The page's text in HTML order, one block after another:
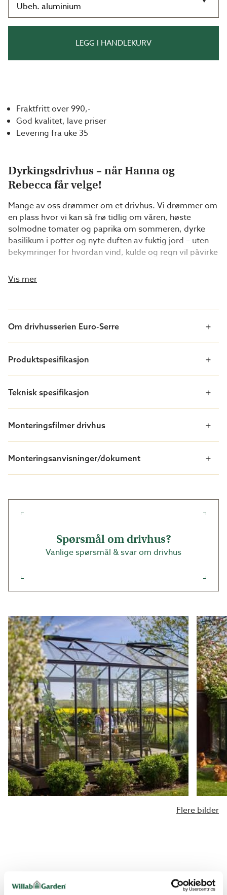
LEGG I HANDLEKURV
Fraktfritt over 990,-
God kvalitet, lave priser
Levering fra uke 35
Dyrkingsdrivhus – når Hanna og
Rebecca får velge!
Mange av oss drømmer om et drivhus. Vi drømmer om
en plass hvor vi kan så frø tidlig om våren, høste
solmodne tomater og paprika om sommeren, dyrke
basilikum i potter og nyte duften av fuktig jord – uten
bekymringer for hvordan vind, kulde og regn vil påvirke
dyrkingen.
Dette cirka 14 m² store drivhuset gir rikelig med plass
til å utvikle dyrkingsinteressen din. I tillegg har
drivhuset generøs sidehøyde, slik at du kan utnytte
sidene til dyrking uten at plantene raskt når taket.
eksempel enkel tilgang med en trillebår eller god
ventilasjon. I denne pakken kan du plassere døren
sentralt enten på gavlen eller langsiden – du
bestemmer selv under monteringen.
Et komplett og romslig drivhus på 14,1 m² med
startsett for montering er inkludert.
Tak og vegger i 4 mm sikkerhetsglass.
Fleksibel dobbeldør med valgfri plassering for enkel
tilgang.
(art.nr. 5586). Såbedet er romslig med en lengde på
309 cm.
10 praktiske dyrkingsbøtter med
selvvanningssystem (art.nr. 5609).
Totalt 10 tomatkroker (art.nr. 5340), 5 meter
opphengssnor (art.nr. 5351) og 10 rustfrie Twist-in-
bolter (art.nr. 5470). Dette gir et perfekt
opphengssystem for klatreplanter som agurk eller
tomat.
Dyrkingstips fra ekspertene
Såbed
Å så i såbedet fra tidlig vår til sen høst er enkelt. Legg
en kapillærmatte i bunnen av såbedet og fyll det med
næringsrik jord.
Deretter forbedrer de jorden i såbedet og sår igjen – for
Vis mer
Om drivhusserien Euro-Serre
Produktspesifikasjon
Teknisk spesifikasjon
Monteringsfilmer drivhus
Monteringsanvisninger/dokument
Spørsmål om drivhus?
Vanlige spørsmål & svar om drivhus
Flere bilder
VANLIGE SPØRSMÅL OG SVAR